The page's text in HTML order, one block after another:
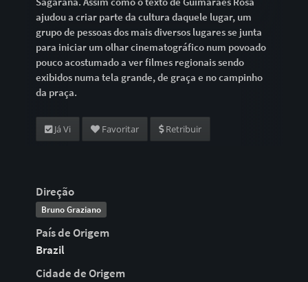
ajudou a criar parte da cultura daquele lugar, um
grupo de pessoas dos mais diversos lugares se junta
para iniciar um olhar cinematográfico num povoado
pouco acostumado a ver filmes regionais sendo
exibidos numa tela grande, de graça e no campinho
da praça.
Já Vi Favoritar Retribuir
Direção
Bruno Graziano
País de Origem
Brazil
Cidade de Origem